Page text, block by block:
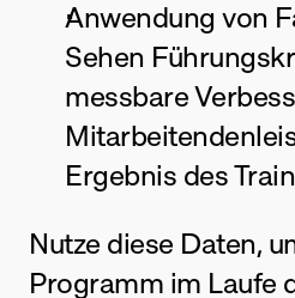
Anwendung von
Sehen
messbare
Ergebnis des
Nutze diese Daten,
Programm im Laufe